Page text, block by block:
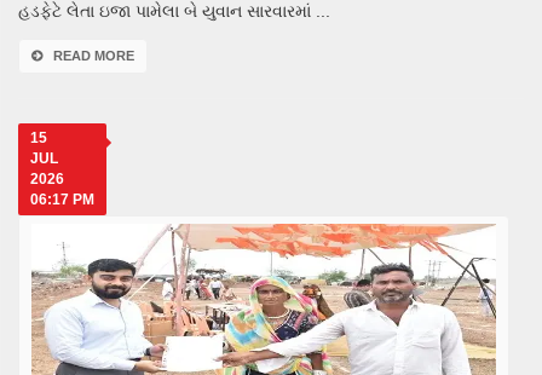
હડફેટે લેતા ઇજા પામેલા બે યુવાન સારવારમાં ...
READ MORE
15
JUL
2026
06:17 PM